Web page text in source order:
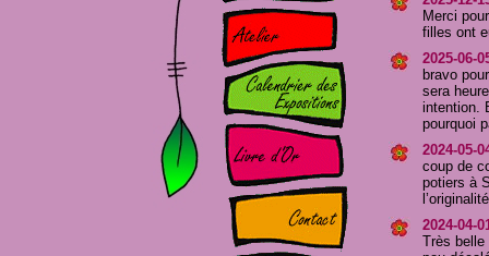
Merci
filles ont
2025-06-
bravo
sera
intention.
pourquoi
2024-05-
coup de
potiers à
2024-04-
Très belle